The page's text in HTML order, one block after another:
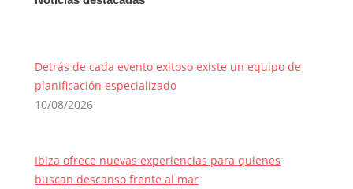
Detrás de cada evento exitoso existe un equipo de
planificación especializado
10/08/2026
Ibiza ofrece nuevas experiencias para quienes
buscan descanso frente al mar